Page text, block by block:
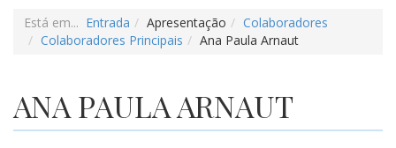
Está em... Entrada Apresentação
Colaboradores
Colaboradores Principais
Ana Paula Arnaut
ANA PAULA ARNAUT